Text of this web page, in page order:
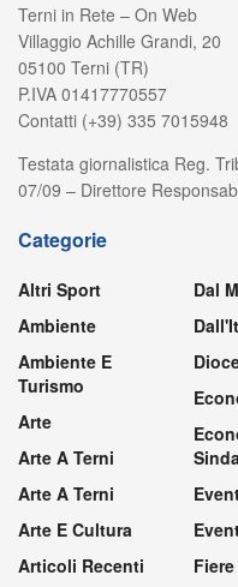
Terni in Rete – On Web
Villaggio Achille Grandi, 20
05100 Terni (TR)
P.IVA 01417770557
Contatti (+39) 335 7015948
Testata giornalistica Reg.
07/09 – Direttore
Categorie
Altri Sport
Ambiente
Ambiente E
Turismo
Arte
Arte A Terni
Arte A Terni
Arte E Cultura
Articoli Recenti
Dal
Fiere